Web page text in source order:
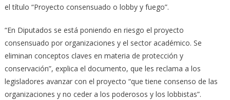
el título “Proyecto consensuado o lobby y fuego”.
“En Diputados se está poniendo en riesgo el proyecto
consensuado por organizaciones y el sector académico. Se
eliminan conceptos claves en materia de protección y
conservación”, explica el documento, que les reclama a los
legisladores avanzar con el proyecto “que tiene consenso de las
organizaciones y no ceder a los poderosos y los lobbistas”.